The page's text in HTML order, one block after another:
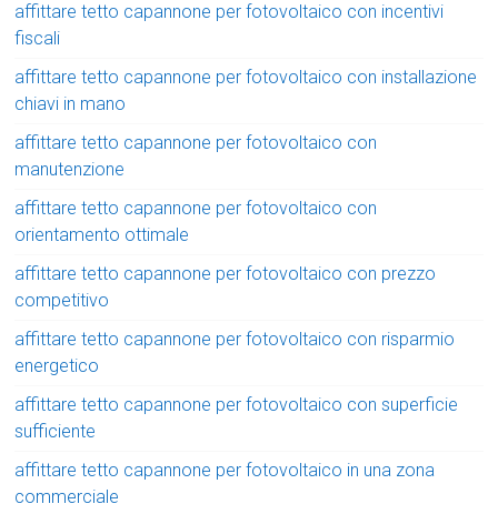
affittare tetto capannone per fotovoltaico con incentivi
fiscali
affittare tetto capannone per fotovoltaico con installazione
chiavi in mano
affittare tetto capannone per fotovoltaico con
manutenzione
affittare tetto capannone per fotovoltaico con
orientamento ottimale
affittare tetto capannone per fotovoltaico con prezzo
competitivo
affittare tetto capannone per fotovoltaico con risparmio
energetico
affittare tetto capannone per fotovoltaico con superficie
sufficiente
affittare tetto capannone per fotovoltaico in una zona
commerciale